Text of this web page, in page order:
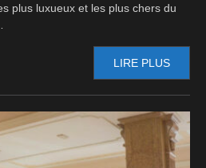
plus luxueux et les plus chers du
LIRE PLUS